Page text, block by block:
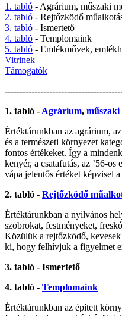
1. tabló - Agrárium, műszaki
2. tabló - Rejtőzködő
3. tabló - Ismertető
4. tabló - Templomaink
5. tabló - Emlékművek,
Vitrinek
Támogatók
1. tabló - Agrárium, műszaki
Értéktárunkban az agrárium,
és a természeti környezet
fontos értékeket. Így a
kenyér, a csatafutás, az ’56-os
vápa jelentős értéket képvisel
2. tabló - Rejtőzködő
Értéktárunkban a nyilvános
szobrokat, festményeket,
Közülük a rejtőzködő,
ki, hogy felhívjuk a figyelmet
3. tabló - Ismertető
4. tabló - Templomaink
Értéktárunkban az épített